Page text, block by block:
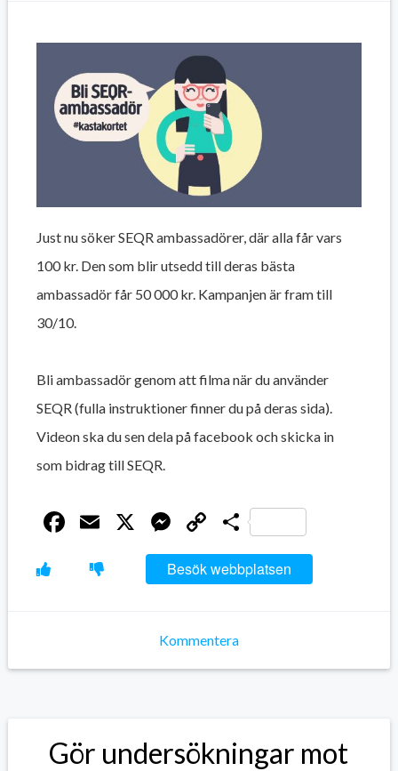
Just nu söker SEQR ambassadörer, där alla får vars
100 kr. Den som blir utsedd till deras bästa
ambassadör får 50 000 kr. Kampanjen är fram till
30/10.
Bli ambassadör genom att filma när du använder
SEQR (fulla instruktioner finner du på deras sida).
Videon ska du sen dela på facebook och skicka in
som bidrag till SEQR.
Facebook
Email
X Messenger
Copy
Link
Dela
Besök webbplatsen
Kommentera
Gör undersökningar mot